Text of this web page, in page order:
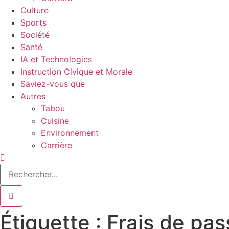
Culture
Sports
Société
Santé
IA et Technologies
Instruction Civique et Morale
Saviez-vous que
Autres
Tabou
Cuisine
Environnement
Carrière
Étiquette : Frais de